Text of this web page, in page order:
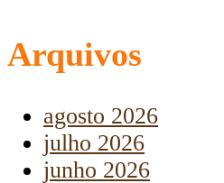
Arquivos
agosto 2026
julho 2026
junho 2026